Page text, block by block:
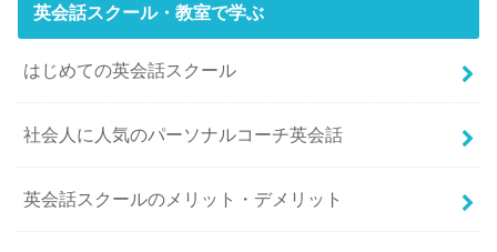
英会話スクール・教室で学ぶ
はじめての英会話スクール
社会人に人気のパーソナルコーチ英会話
英会話スクールのメリット・デメリット